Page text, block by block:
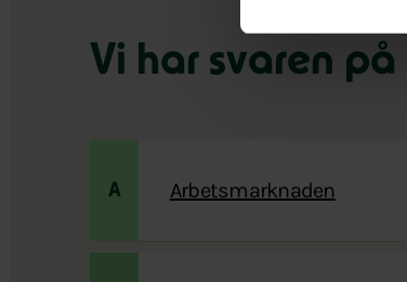
Vi har svaren
A Arbetsmarknaden